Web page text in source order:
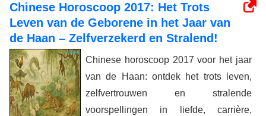
Chinese Horoscoop 2017: Het Trots
Leven van de Geborene in het Jaar van
de Haan – Zelfverzekerd en Stralend!
Chinese horoscoop 2017 voor het jaar
van de Haan: ontdek het trots leven,
zelfvertrouwen en stralende
voorspellingen in liefde, carrière,